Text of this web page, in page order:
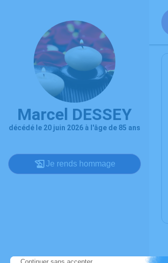
Marcel DESSEY
décédé le 20 juin 2026 à l'âge de 85 ans
Je rends hommage